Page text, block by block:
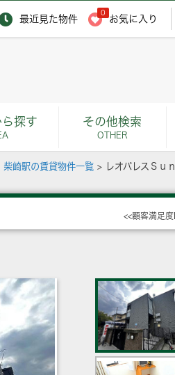
最近見た物件
0
お気に入り
探す その他検索
OTHER
柴崎駅の賃貸物件一覧 > レオパレスＳｕ
<<顧客満足